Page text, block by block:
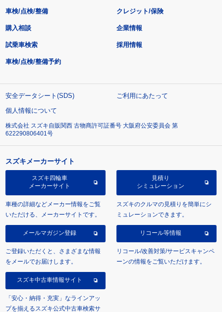
車検/点検/整備 クレジット/保険
購入相談
試乗車検索
車検/点検/整備予約
企業情報
採用情報
安全データシート(SDS)
ご利用にあたって
個人情報について
株式会社 スズキ自販関西 古物商許可証番号 大阪府公安委員会 第
622290806401号
スズキメーカーサイト
スズキ四輪車
メーカーサイト
車種の詳細などメーカー情報をご覧
いただける、メーカーサイトです。
見積り
シミュレーション
スズキのクルマの見積りを簡単にシ
ミュレーションできます。
メールマガジン登録
ご登録いただくと、さまざまな情報
をメールでお届けします。
リコール等情報
リコール/改善対策/サービスキャンペ
ーンの情報をご覧いただけます。
スズキ中古車情報サイト
「安心・納得・充実」なラインアッ
プを揃えるスズキ公式中古車検索サ